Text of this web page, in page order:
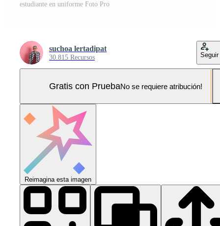
estudiante en uniforme Foto Pro
suchoa lertadipat
30.815 Recursos Seguir
Gratis con PruebaNo se requiere atribución!
Reimagina esta imagen